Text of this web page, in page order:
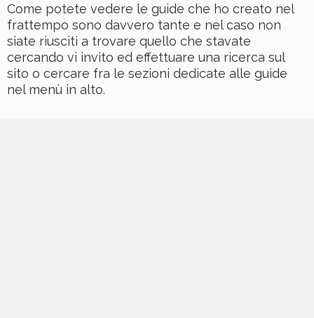
Come potete vedere le guide che ho creato nel
frattempo sono davvero tante e nel caso non
siate riusciti a trovare quello che stavate
cercando vi invito ed effettuare una ricerca sul
sito o cercare fra le sezioni dedicate alle guide
nel menù in alto.